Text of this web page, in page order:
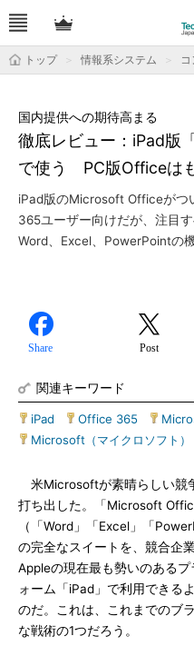
トップ 情報系システム
徹底レビュー：iPad版
で使う PC版Officeは
国内提供への期待高まる
iPad版のMicrosoft Officeがつ
365ユーザー向けだが、注目
Word、Excel、PowerPointの
Share Post
関連キーワード
iPad Office 365
Microsoft（マイクロソフト）
米Microsoftが素晴らしい競
打ち出した。「Microsoft
（「Word」「Excel」「
の完全なスイートを、競合企
Appleの現在最も勢いのあるプ
ォーム「iPad」で利用できる
のだ。これは、これまでのブ
な戦術の1つだろう。